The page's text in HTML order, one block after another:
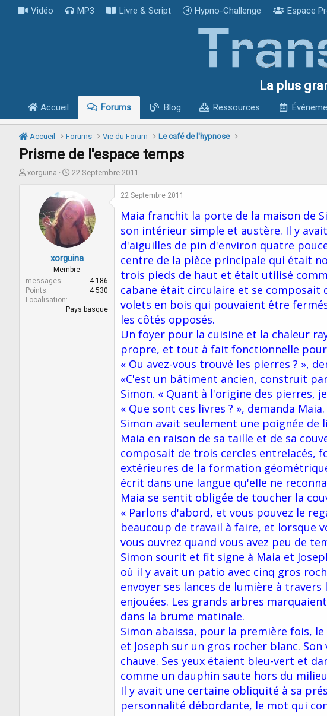
Vidéo MP3 Livre & Script Hypno-Challenge Espace
La plus
Accueil Forums Blog Ressources
Accueil Forums Vie du Forum Le café de l'hypnose
Prisme de l'espace temps
I
d
e
l
xorguina
D
e
d
e
d
é
b
u
22 Septembre 2011
xorguina
Membre
messages
4 186
Points
4 530
Localisation
Pays basque
22 Septembre 2011
Maia franchit la porte de la maison de
son intérieur simple et austère. Il y
d'aiguilles de pin d'environ quatre
centre de la pièce principale qui était
trois pieds de haut et était utilisé
cabane était circulaire et se composait
volets en bois qui pouvaient être
les côtés opposés.
Un foyer pour la cuisine et la chaleur
propre, et tout à fait fonctionnelle
« Ou avez-vous trouvé les pierres ? »,
«C'est un bâtiment ancien, construit
Simon. « Quant à l'origine des pierres,
« Que sont ces livres ? », demanda Maia.
Simon avait seulement une poignée
Maia en raison de sa taille et de sa
composait de trois cercles entrelacés,
extérieures de la formation
écrit dans une langue qu'elle ne
Maia se sentit obligée de toucher la
« Parlons d'abord, et vous pouvez le
beaucoup de travail à faire, et lorsque
vous ouvrez quand vous avez peu de
Simon sourit et fit signe à Maia et
où il y avait un patio avec cinq gros
envoyer ses lances de lumière à
enjouées. Les grands arbres
dans la brume matinale.
Simon abaissa, pour la première fois,
et Joseph sur un gros rocher blanc.
chauve. Ses yeux étaient bleu-vert et
comme un dauphin saute hors du
Il y avait une certaine obliquité à sa
personnalité débordante, le mot qui